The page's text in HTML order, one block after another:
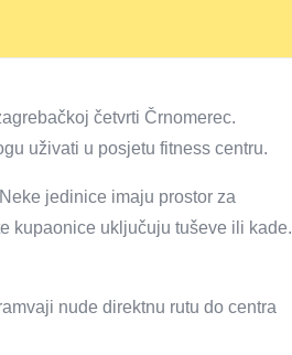
četvrti Črnomerec.
uživati ​​u posjetu fitness centru.
jedinice imaju prostor za
kupaonice uključuju tuševe ili kade.
nude direktnu rutu do centra